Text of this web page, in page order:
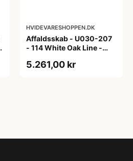
HVIDEVARESHOPPEN.DK
Affaldsskab - U030-207
- 114 White Oak Line -
5.261,00 kr